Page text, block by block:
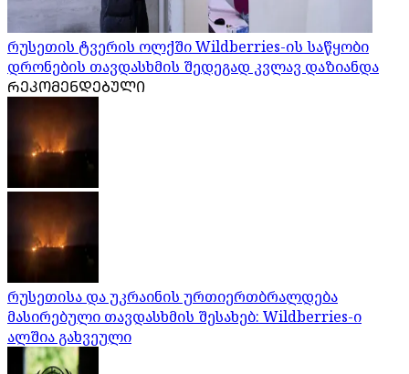
რუსეთის ტვერის ოლქში Wildberries-ის საწყობი
დრონების თავდასხმის შედეგად კვლავ დაზიანდა
ᲠᲔᲙᲝᲛᲔᲜᲓᲔᲑᲣᲚᲘ
რუსეთისა და უკრაინის ურთიერთბრალდება
მასირებული თავდასხმის შესახებ: Wildberries-ი
ალშია გახვეული